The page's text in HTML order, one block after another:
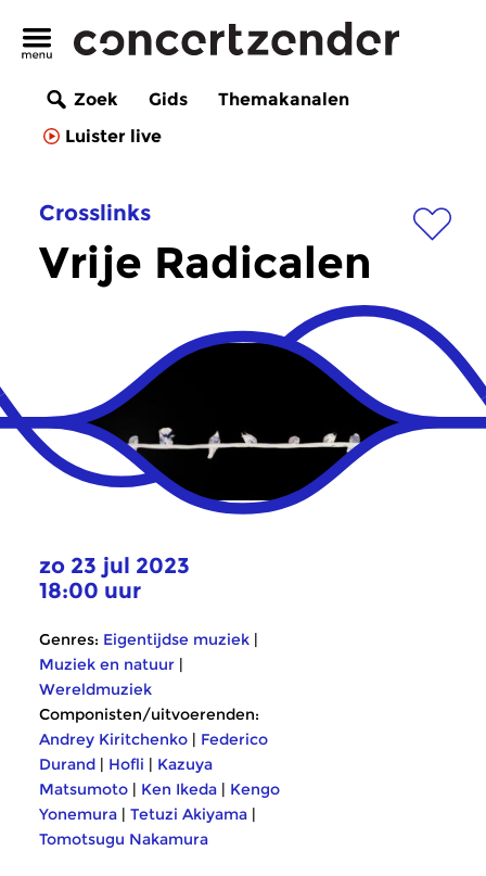
Zoek Gids
Themakanalen
Luister live
Crosslinks
Vrije Radicalen
zo 23 jul 2023
18:00 uur
Genres: Eigentijdse muziek |
Muziek en natuur |
Wereldmuziek
Componisten/uitvoerenden:
Andrey Kiritchenko | Federico
Durand | Hofli | Kazuya
Matsumoto | Ken Ikeda | Kengo
Yonemura | Tetuzi Akiyama |
Tomotsugu Nakamura